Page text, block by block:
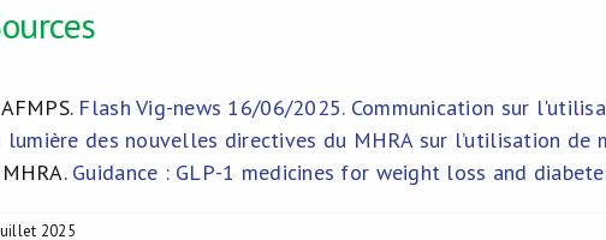
AFMPS. Flash Vig-news 16/06/2025. Communication sur
lumière des nouvelles directives du MHRA sur l’utilisation de
MHRA. Guidance : GLP-1 medicines for weight loss and
2025